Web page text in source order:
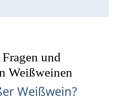
und
Weißweinen
Weißwein?